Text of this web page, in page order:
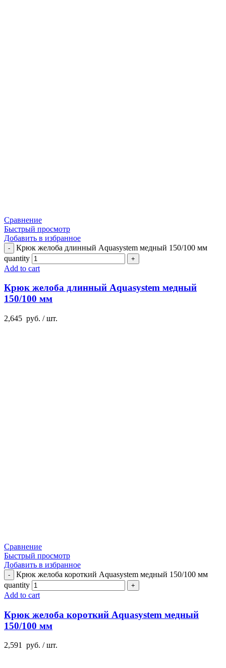
Сравнение
Быстрый просмотр
Добавить в избранное
Крюк желоба длинный Aquasystem медный 150/100 мм
quantity
Add to cart
Крюк желоба длинный Aquasystem медный
150/100 мм
2,645 руб. / шт.
Сравнение
Быстрый просмотр
Добавить в избранное
Крюк желоба короткий Aquasystem медный 150/100 мм
quantity
Add to cart
Крюк желоба короткий Aquasystem медный
150/100 мм
2,591 руб. / шт.